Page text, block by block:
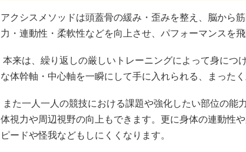
アクシスメソッドは頭蓋骨の緩み・歪みを整え、脳から
力・連動性・柔軟性などを向上させ、パフォーマンスを
本来は、繰り返しの厳しいトレーニングによって身につ
な体幹軸・中心軸を一瞬にして手に入れられる、まった
また一人一人の競技における課題や強化したい部位の能
体視力や周辺視野の向上もできます。更に身体の連動性
ピードや怪我などもしにくくなります。